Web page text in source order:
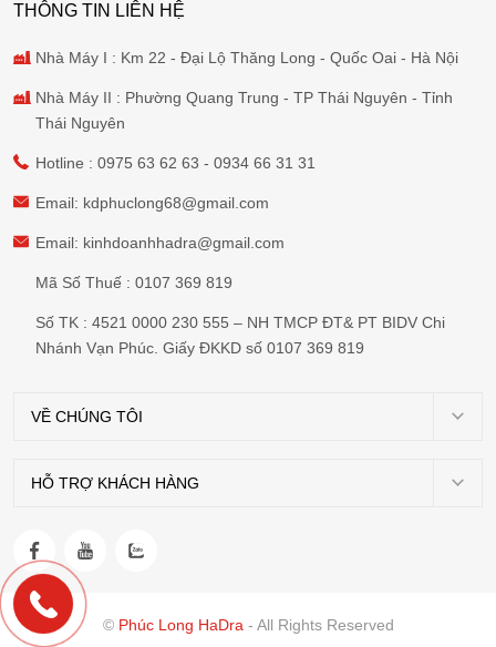
THÔNG TIN LIÊN HỆ
Nhà Máy I : Km 22 - Đại Lộ Thăng Long - Quốc Oai - Hà Nội
Nhà Máy II : Phường Quang Trung - TP Thái Nguyên - Tỉnh
Thái Nguyên
Hotline : 0975 63 62 63 - 0934 66 31 31
Email: kdphuclong68@gmail.com
Email: kinhdoanhhadra@gmail.com
Mã Số Thuế : 0107 369 819
Số TK : 4521 0000 230 555 – NH TMCP ĐT& PT BIDV Chi
Nhánh Vạn Phúc. Giấy ĐKKD số 0107 369 819
VỀ CHÚNG TÔI
thiệu
Tin
tức
HỖ TRỢ KHÁCH HÀNG
sách
vận
chuyển
© Phúc Long HaDra- All Rights Reserved